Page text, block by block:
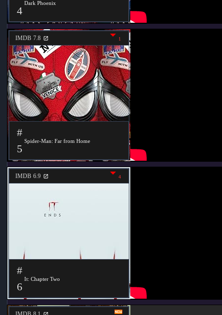
4
Dark Phoenix
IMDB 7.8 1
#
5
Spider-Man: Far from Home
IMDB 6.9 4
#
6
It: Chapter Two